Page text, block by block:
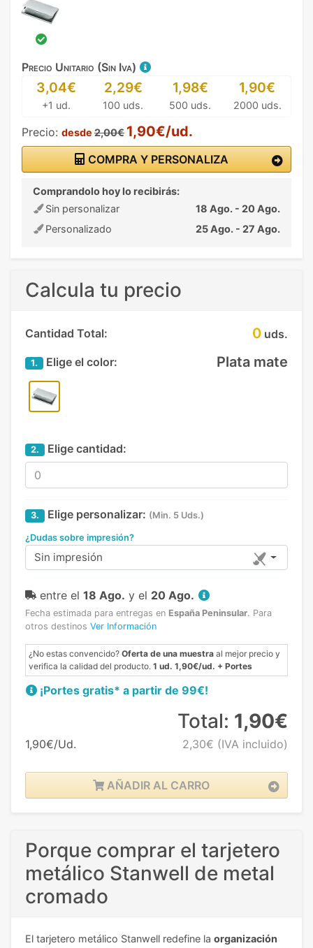
Precio Unitario (Sin Iva)
3,04€
+1 ud.
2,29€
100 uds.
1,98€
500 uds.
1,90€
2000 uds.
Precio: desde 2,00€ 1,90€/ud.
COMPRA Y PERSONALIZA
Comprandolo hoy lo recibirás:
Sin personalizar
18 Ago. - 20 Ago.
Personalizado
25 Ago. - 27 Ago.
Calcula tu precio
Cantidad Total: 0 uds.
1. Elige el color: Plata mate
2. Elige cantidad:
3. Elige personalizar: (Min. 5 Uds.)
¿Dudas sobre impresión?
Sin impresión
entre el 18 Ago. y el 20 Ago.
Fecha estimada para entregas en España Peninsular. Para
otros destinos Ver Información
¿No estas convencido? Oferta de una muestra al mejor precio y
verifica la calidad del producto. 1 ud. 1,90€/ud. + Portes
¡Portes gratis* a partir de 99€!
1,90€/Ud.
Total: 1,90€
2,30€ (IVA incluido)
AÑADIR AL CARRO
Porque comprar el tarjetero
metálico Stanwell de metal
cromado
El tarjetero metálico Stanwell redefine la organización